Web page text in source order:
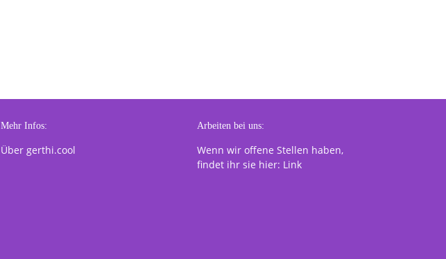
Mehr Infos:
Über gerthi.cool
Arbeiten bei uns:
Wenn wir offene Stellen haben,
findet ihr sie hier: Link